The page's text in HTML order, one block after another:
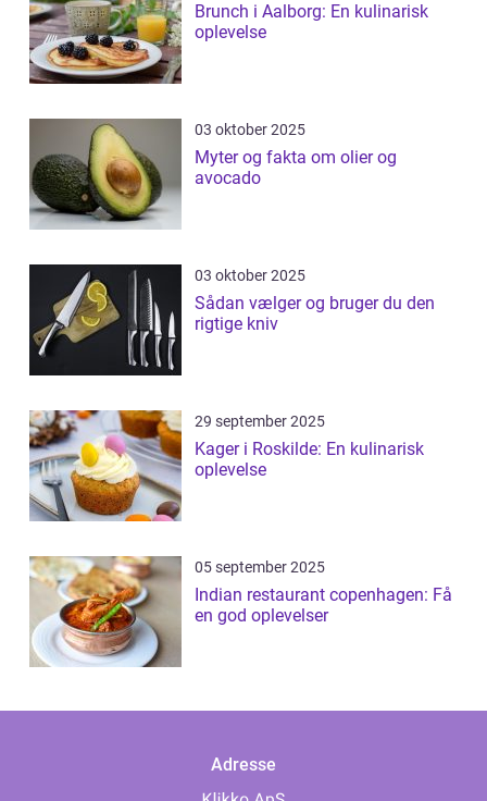
Brunch i Aalborg: En kulinarisk
oplevelse
03 oktober 2025
Myter og fakta om olier og
avocado
03 oktober 2025
Sådan vælger og bruger du den
rigtige kniv
29 september 2025
Kager i Roskilde: En kulinarisk
oplevelse
05 september 2025
Indian restaurant copenhagen: Få
en god oplevelser
Adresse